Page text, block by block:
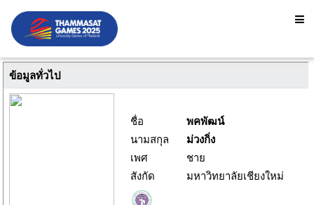
ข้อมูลทั่วไป
ชื่อ
พคพัฒน์
นามสกุล
ม่วงกิ่ง
เพศ
ชาย
สังกัด
มหาวิทยาลัยเชียงใหม่